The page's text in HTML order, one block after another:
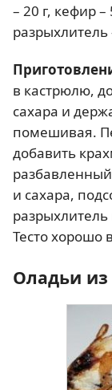
– 20 г, кефир –
в кастрюлю,
сахара и
помешивая.
добавить
и сахара,
Тесто хорошо
Оладьи из